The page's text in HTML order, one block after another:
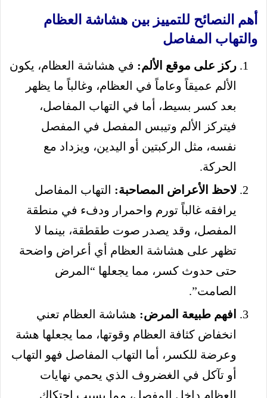
أهم النصائح للتمييز بين هشاشة العظام
والتهاب المفاصل
ركز على موقع الألم: في هشاشة العظام، يكون
الألم عميقاً وعاماً في العظام، وغالباً ما يظهر
بعد كسر بسيط، أما في التهاب المفاصل،
فيتركز الألم وتيبس المفصل في المفصل
نفسه، مثل الركبتين أو اليدين، ويزداد مع
الحركة.
لاحظ الأعراض المصاحبة: التهاب المفاصل
يرافقه غالباً تورم واحمرار ودفء في منطقة
المفصل، وقد يصدر صوت طقطقة، بينما لا
تظهر على هشاشة العظام أي أعراض واضحة
حتى حدوث كسر، مما يجعلها “المرض
الصامت”.
افهم طبيعة المرض: هشاشة العظام تعني
انخفاض كثافة العظام وقوتها، مما يجعلها هشة
وعرضة للكسر، أما التهاب المفاصل فهو التهاب
أو تآكل في الغضروف الذي يحمي نهايات
العظام داخل المفصل، مما يسبب احتكاك